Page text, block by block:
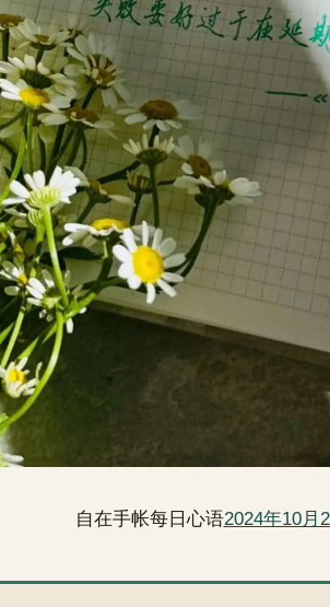
自在手帐每日心语2024年10月